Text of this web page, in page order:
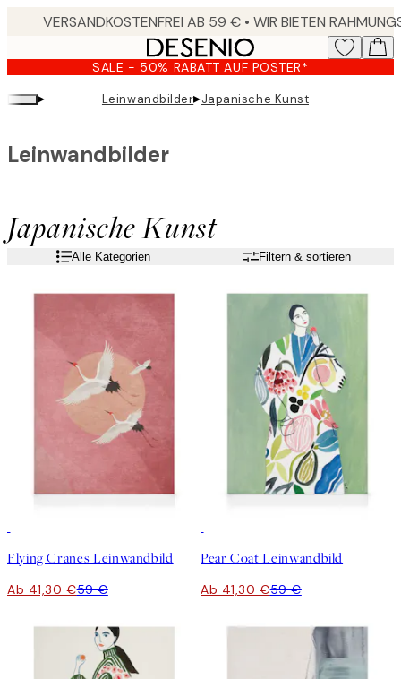
content.
SALE - 50% RABATT AUF POSTER*
▸ Leinwandbilder▸Japanische Kunst
Japanische Kunst
Leinwandbilder
Alle Kategorien Filtern & sortieren
Flying Cranes Leinwandbild
Ab 41,30 €59 €
Pear Coat Leinwandbild
Ab 41,30 €59 €